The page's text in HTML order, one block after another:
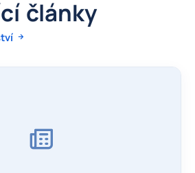
články